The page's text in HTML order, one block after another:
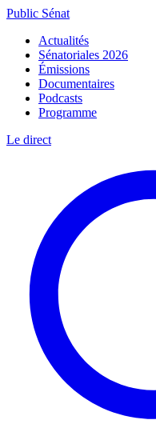
Public Sénat
Actualités
Sénatoriales 2026
Émissions
Documentaires
Podcasts
Programme
Le direct